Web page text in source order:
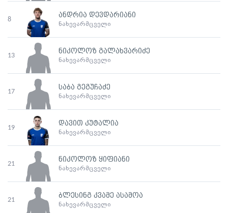
8
ანდრია დევდარიანი
ნახევარმცველი
13
ნიკოლოზ გალახვარიძე
ნახევარმცველი
17
საბა გეგუჩაძე
ნახევარმცველი
19
დავით კუტალია
ნახევარმცველი
21
ნიკოლოზ ყიფიანი
ნახევარმცველი
21
ბლესინგ კვამე ასამოა
ნახევარმცველი